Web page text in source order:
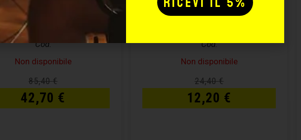
Cod.
Non disponibile
85,40€
42,70 €
Cod.
Non disponibile
24,40€
12,20 €